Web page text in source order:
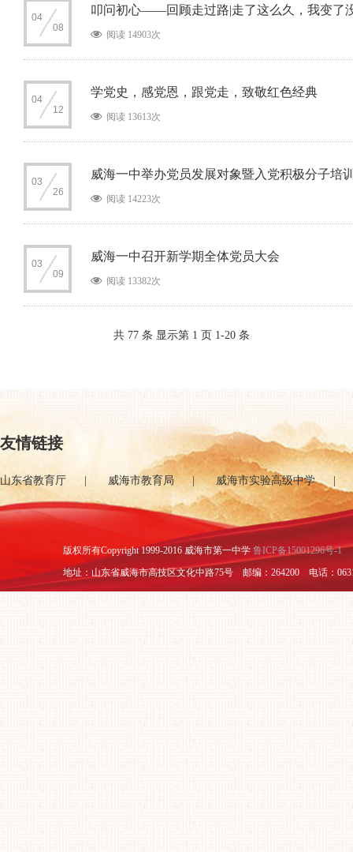
04
08
叩问初心——回顾走过路|走了这么久，我变了
阅读 14903次
04
12
学党史，感党恩，跟党走，致敬红色经典
阅读 13613次
03
26
威海一中举办党员发展对象暨入党积极分子培
阅读 14223次
03
09
威海一中召开新学期全体党员大会
阅读 13382次
共 77 条 显示第 1 页 1-20 条
友情链接
山东省教育厅 威海市教育局 威海市实验高级中学
版权所有Copyright 1999-2016 威海市第一中学 鲁ICP备15001296号-1
地址：山东省威海市高技区文化中路75号 邮编：264200 电话：